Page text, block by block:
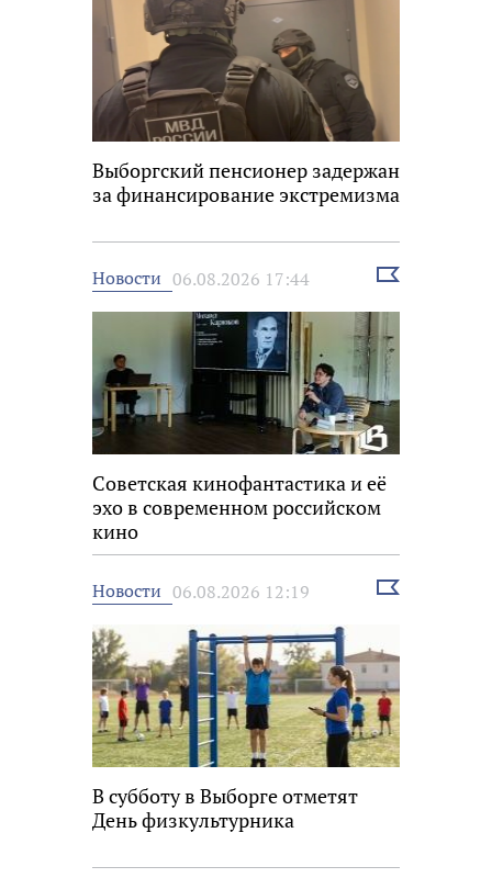
Выборгский пенсионер задержан
за финансирование экстремизма
Новости 06.08.2026 17:44
Выбрать
Советская кинофантастика и её
эхо в современном российском
кино
Новости 06.08.2026 12:19
Выбрать
В субботу в Выборге отметят
День физкультурника